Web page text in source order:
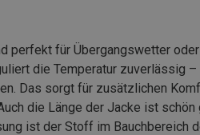
perfekt für Übergangswetter oder
die Temperatur zuverlässig
Das sorgt für zusätzlichen
die Länge der Jacke ist
ist der Stoff im Bauchbereich